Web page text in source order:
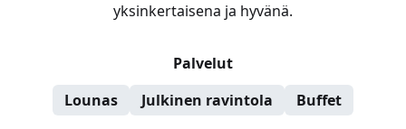
yksinkertaisena ja hyvänä.
Palvelut
Lounas
Julkinen ravintola Buffet